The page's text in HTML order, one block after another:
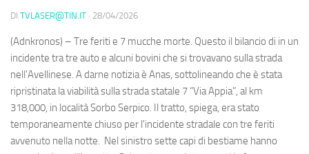
DI TVLASER@TIN.IT · 28/04/2026
(Adnkronos) – Tre feriti e 7 mucche morte. Questo il bilancio di in un
incidente tra tre auto e alcuni bovini che si trovavano sulla strada
nell'Avellinese. A darne notizia è Anas, sottolineando che è stata
ripristinata la viabilità sulla strada statale 7 “Via Appia”, al km
318,000, in località Sorbo Serpico. Il tratto, spiega, era stato
temporaneamente chiuso per l'incidente stradale con tre feriti
avvenuto nella notte. Nel sinistro sette capi di bestiame hanno